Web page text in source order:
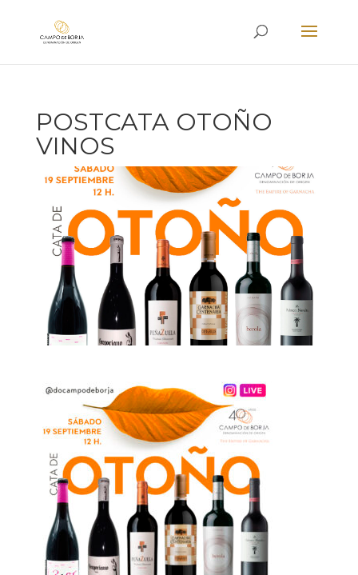
POSTCATA OTOÑO
VINOS